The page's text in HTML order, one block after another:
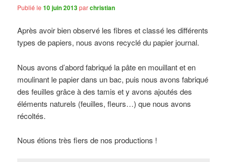
Publié le10 juin 2013parchristian
Après avoir bien observé les fibres et classé les différents
types de papiers, nous avons recyclé du papier journal.
Nous avons d’abord fabriqué la pâte en mouillant et en
moulinant le papier dans un bac, puis nous avons fabriqué
des feuilles grâce à des tamis et y avons ajoutés des
éléments naturels (feuilles, fleurs…) que nous avons
récoltés.
Nous étions très fiers de nos productions !